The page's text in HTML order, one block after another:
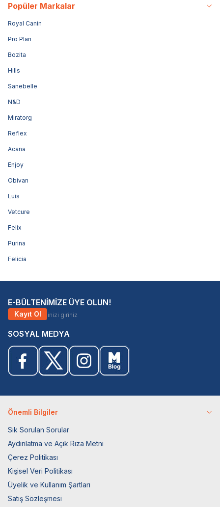
Popüler Markalar
Royal Canin
Pro Plan
Bozita
Hills
Sanebelle
N&D
Miratorg
Reflex
Acana
Enjoy
Obivan
Luis
Vetcure
Felix
Purina
Felicia
E-BÜLTENİMİZE ÜYE OLUN!
Kayıt Ol
SOSYAL MEDYA
Önemli Bilgiler
Sık Sorulan Sorular
Aydınlatma ve Açık Rıza Metni
Çerez Politikası
Kişisel Veri Politikası
Üyelik ve Kullanım Şartları
Satış Sözleşmesi